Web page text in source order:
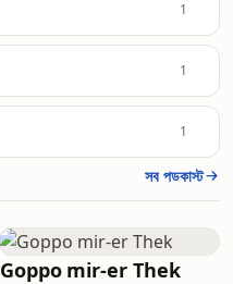
1
1
1
সব পডকাস্ট
Goppo mir-er Thek